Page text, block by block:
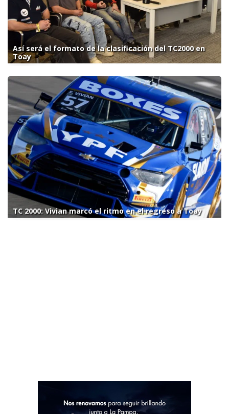
Así será el formato de la clasificación del TC2000 en
Toay
TC 2000: Vivian marcó el ritmo en el regreso a Toay